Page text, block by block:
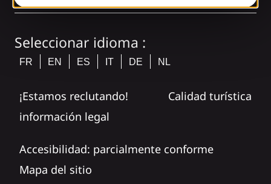
Seleccionar idioma :
FR EN ES IT DE NL
¡Estamos reclutando!
Calidad turística
información legal
Accesibilidad: parcialmente conforme
Mapa del sitio